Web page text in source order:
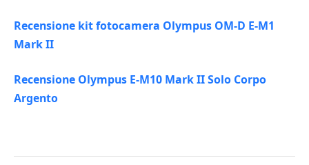
Recensione kit fotocamera Olympus OM-D E-M1
Mark II
Recensione Olympus E-M10 Mark II Solo Corpo
Argento